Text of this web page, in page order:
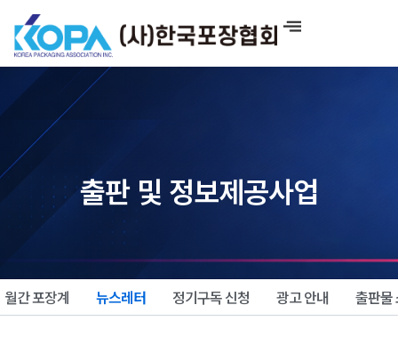
너
출판 및 정보제공사업
월간 포장계 뉴스레터 정기구독 신청 광고 안내 출판물